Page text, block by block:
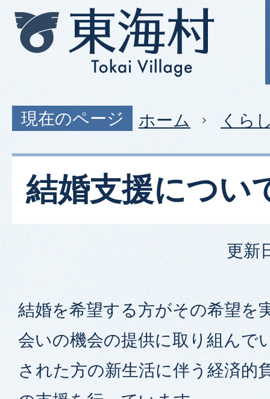
現在のページ ホーム くら
結婚支援につい
更新
結婚を希望する方がその希望を
会いの機会の提供に取り組んで
された方の新生活に伴う経済的